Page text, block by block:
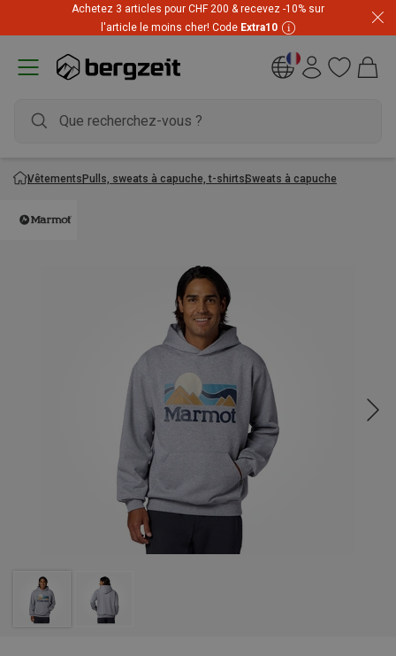
Achetez 3 articles pour CHF 200 & recevez -10% sur
l'article le moins cher! Code Extra10
VêtementsPulls, sweats à capuche, t-shirtsSweats à capuche